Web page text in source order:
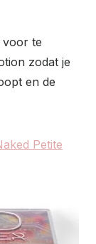
voor te
zodat je
en de
Petite